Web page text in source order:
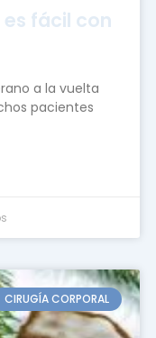
fácil con
a la vuelta
pacientes
CIRUGÍA CORPORAL